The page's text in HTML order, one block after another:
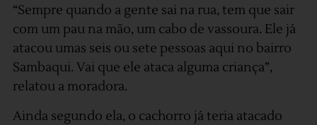
“Sempre quando a gente sai na rua, tem que sair
com um pau na mão, um cabo de vassoura. Ele já
atacou umas seis ou sete pessoas aqui no bairro
Sambaqui. Vai que ele ataca alguma criança”,
relatou a moradora.
Ainda segundo ela, o cachorro já teria atacado